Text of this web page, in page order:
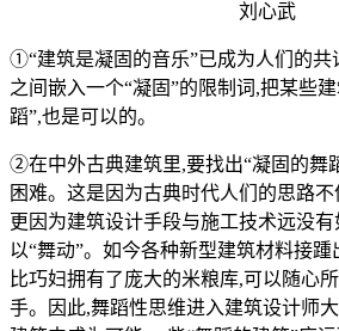
刘心武
①“建筑是凝固的音乐”已成为人们的共
之间嵌入一个“凝固”的限制词,把某些
蹈”,也是可以的。
②在中外古典建筑里,要找出“凝固的舞
困难。这是因为古典时代人们的思路
更因为建筑设计手段与施工技术远没
以“舞动”。如今各种新型建筑材料接
比巧妇拥有了庞大的米粮库,可以随心
手。因此,舞蹈性思维进入建筑设计师